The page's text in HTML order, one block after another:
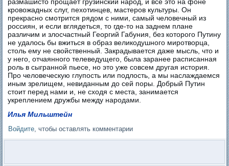
кровожадных слуг, пехотинцев, мастеров культуры. Он
прекрасно смотрится рядом с ними, самый человечный из
россиян, и если вглядеться, то где-то на заднем плане
различим и злосчастный Георгий Габуния, без которого Путину
не удалось бы вжиться в образ великодушного миротворца,
столь ему не свойственный. Закрадывается даже мысль, что и
у него, отчаянного телеведущего, была заранее расписанная
роль в сыгранной пьесе, но это уже совсем другая история.
Про человеческую глупость или подлость, а мы наслаждаемся
иным зрелищем, невиданным до сей поры. Добрый Путин
стоит перед нами и, не сходя с места, занимается
укреплением дружбы между народами.
Илья Мильштейн
Войдите , чтобы оставлять комментарии